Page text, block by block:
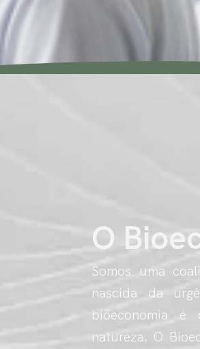
O
Somos uma
nascida da
bioeconomia
natureza. O